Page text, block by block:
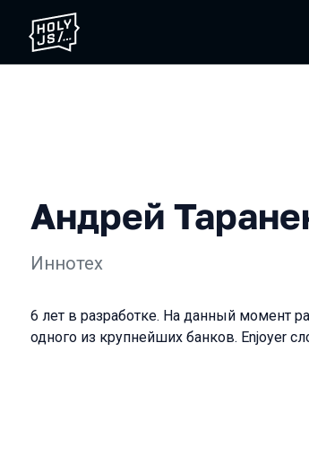
Андрей
Иннотех
6 лет в разработке. На данный момент
одного из крупнейших банков. Enjoyer